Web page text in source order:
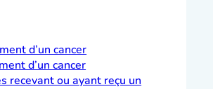
d’un cancer
d’un cancer
recevant ou ayant reçu un